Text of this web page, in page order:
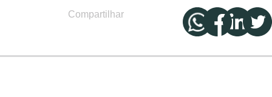
Compartilhar